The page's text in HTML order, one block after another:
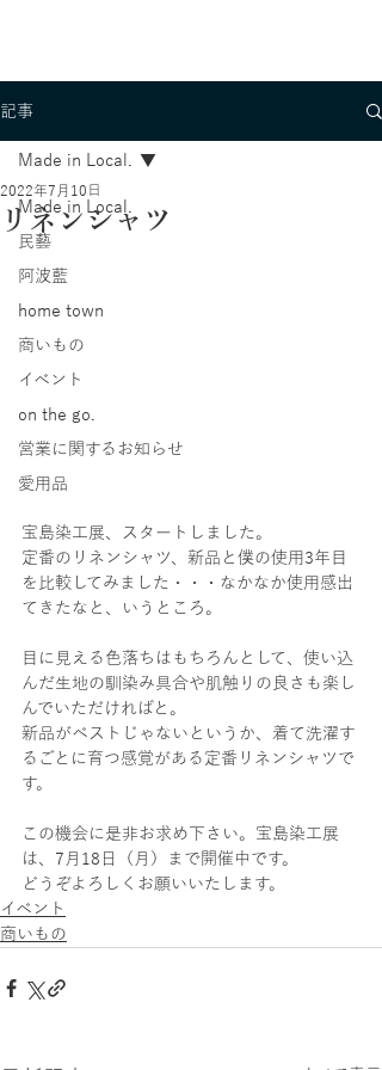
記事
Made in Local.
民藝
阿波藍
home town
商いもの
イベント
on the go.
営業に関するお知らせ
愛用品
Made in Local.
リネンシャツ
2022年7月10日
宝島染工展、スタートしました。
定番のリネンシャツ、新品と僕の使用3年目
を比較してみました・・・なかなか使用感出
てきたなと、いうところ。
目に見える色落ちはもちろんとして、使い込
んだ生地の馴染み具合や肌触りの良さも楽し
んでいただければと。
新品がベストじゃないというか、着て洗濯す
るごとに育つ感覚がある定番リネンシャツで
す。
この機会に是非お求め下さい。宝島染工展
は、7月18日（月）まで開催中です。
どうぞよろしくお願いいたします。
イベント
商いもの